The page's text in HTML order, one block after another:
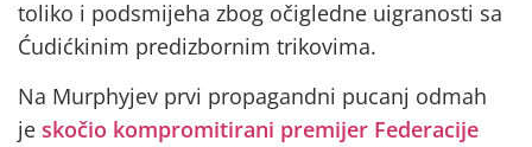
toliko i podsmijeha zbog očigledne uigranosti sa
Ćudićkinim predizbornim trikovima.
Na Murphyjev prvi propagandni pucanj odmah
je skočio kompromitirani premijer Federacije